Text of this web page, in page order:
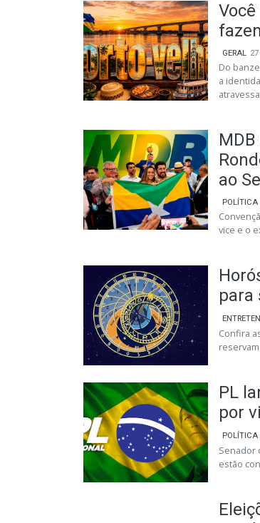
GERAL
Do
a
ao
POLÍTICA
vice e o
para
Confira
PL
por
POLÍTICA
Senador
estão